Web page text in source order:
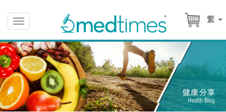
繁
Toggle
navigation